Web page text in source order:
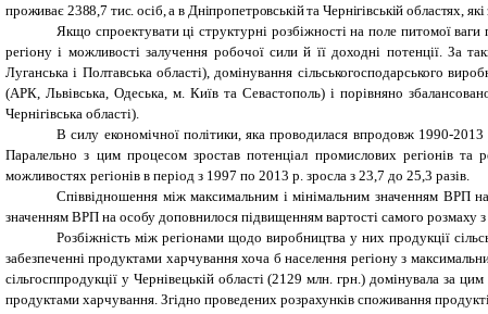
проживає 2388,7 тис. осіб, а в Дніпропетровській та Чернігівській областях,
Якщо спроектувати ці структурні розбіжності на поле питомої
регіону і можливості залучення робочої сили й її доходні потенції. За
Луганська і Полтавська області), домінування сільськогосподарського
(АРК, Львівська, Одеська, м. Київ та Севастополь) і порівняно
Чернігівська області).
В силу економічної політики, яка проводилася впродовж 1990-2013
Паралельно з цим процесом зростав потенціал промислових регіонів та
можливостях регіонів в період з 1997 по 2013 р. зросла з 23,7 до 25,3 разів.
Співвідношення між максимальним і мінімальним значенням ВРП
значенням ВРП на особу доповнилося підвищенням вартості самого розмаху
Розбіжність між регіонами щодо виробництва у них продукції
забезпеченні продуктами харчування хоча б населення регіону з
сільгосппродукції у Чернівецькій області (2129 млн. грн.) домінувала за
продуктами харчування. Згідно проведених розрахунків споживання